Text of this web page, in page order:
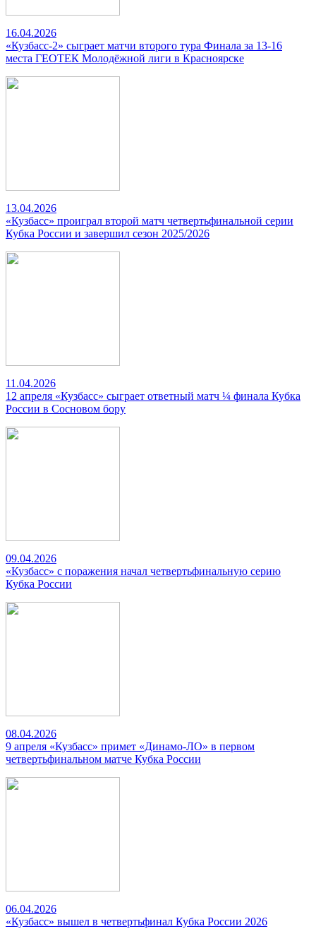
16.04.2026
«Кузбасс-2» сыграет матчи второго тура Финала за 13-16
места ГЕОТЕК Молодёжной лиги в Красноярске
13.04.2026
«Кузбасс» проиграл второй матч четвертьфинальной серии
Кубка России и завершил сезон 2025/2026
11.04.2026
12 апреля «Кузбасс» сыграет ответный матч ¼ финала Кубка
России в Сосновом бору
09.04.2026
«Кузбасс» с поражения начал четвертьфинальную серию
Кубка России
08.04.2026
9 апреля «Кузбасс» примет «Динамо-ЛО» в первом
четвертьфинальном матче Кубка России
06.04.2026
«Кузбасс» вышел в четвертьфинал Кубка России 2026